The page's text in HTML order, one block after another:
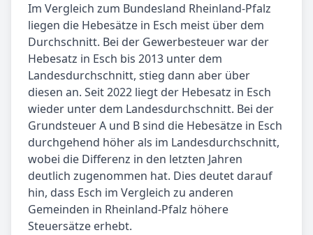
Im Vergleich zum Bundesland Rheinland-Pfalz
liegen die Hebesätze in Esch meist über dem
Durchschnitt. Bei der Gewerbesteuer war der
Hebesatz in Esch bis 2013 unter dem
Landesdurchschnitt, stieg dann aber über
diesen an. Seit 2022 liegt der Hebesatz in Esch
wieder unter dem Landesdurchschnitt. Bei der
Grundsteuer A und B sind die Hebesätze in Esch
durchgehend höher als im Landesdurchschnitt,
wobei die Differenz in den letzten Jahren
deutlich zugenommen hat. Dies deutet darauf
hin, dass Esch im Vergleich zu anderen
Gemeinden in Rheinland-Pfalz höhere
Steuersätze erhebt.